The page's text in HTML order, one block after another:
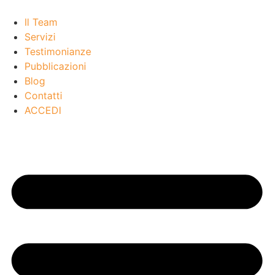
Il Team
Servizi
Testimonianze
Pubblicazioni
Blog
Contatti
ACCEDI